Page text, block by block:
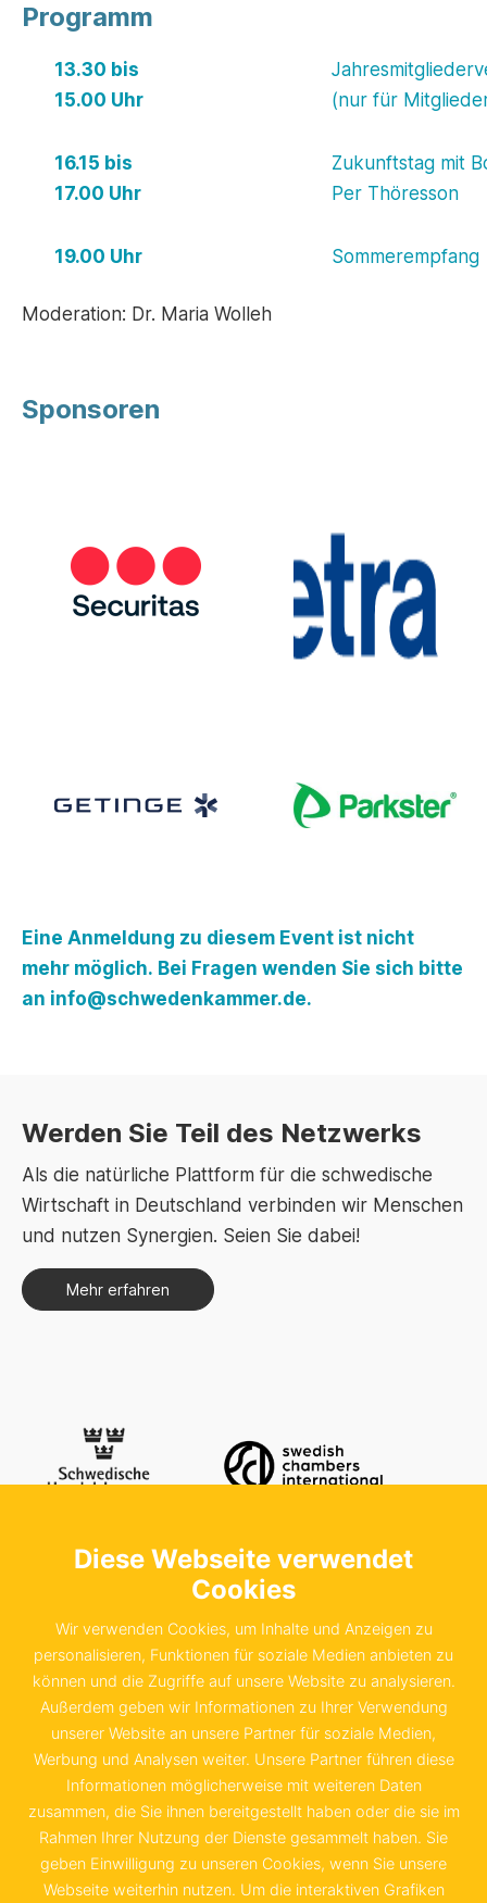
Programm
13.30 bis
15.00 Uhr
(nur für
16.15 bis
17.00 Uhr
Zukunftstag mit
Per Thöresson
19.00 Uhr Sommerempfang
Moderation: Dr. Maria Wolleh
Sponsoren
Eine Anmeldung zu diesem Event ist nicht
mehr möglich. Bei Fragen wenden Sie sich bitte
an info@schwedenkammer.de.
Werden Sie Teil des Netzwerks
Als die natürliche Plattform für die schwedische
Wirtschaft in Deutschland verbinden wir Menschen
und nutzen Synergien. Seien Sie dabei!
Mehr erfahren
Kontaktieren Sie uns
Schwedische Handelskammer in der
Sachsenstraße 6
20097 Hamburg
+49 40 655 874 0
info@schwedenkammer.de
Diese Webseite verwendet
Cookies
Wir verwenden Cookies, um Inhalte und Anzeigen zu
personalisieren, Funktionen für soziale Medien anbieten zu
können und die Zugriffe auf unsere Website zu analysieren.
Außerdem geben wir Informationen zu Ihrer Verwendung
unserer Website an unsere Partner für soziale Medien,
Werbung und Analysen weiter. Unsere Partner führen diese
Informationen möglicherweise mit weiteren Daten
zusammen, die Sie ihnen bereitgestellt haben oder die sie im
Rahmen Ihrer Nutzung der Dienste gesammelt haben. Sie
geben Einwilligung zu unseren Cookies, wenn Sie unsere
Webseite weiterhin nutzen. Um die interaktiven Grafiken